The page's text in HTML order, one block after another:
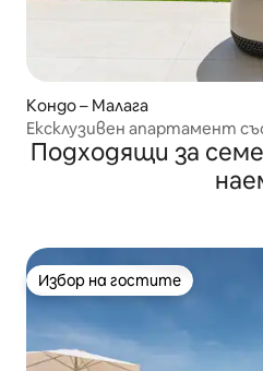
Кондо – Малага
Ексклузивен апартамент
изгледи, басейн и голф
Подходящи за
Избор на гостите
Избор на гостите